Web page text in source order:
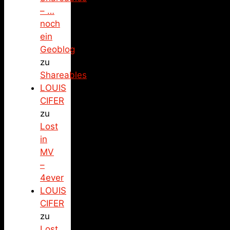
– …
noch
ein
Geoblog
zu
Shareables
LOUIS
CIFER
zu
Lost
in
MV
–
4ever
LOUIS
CIFER
zu